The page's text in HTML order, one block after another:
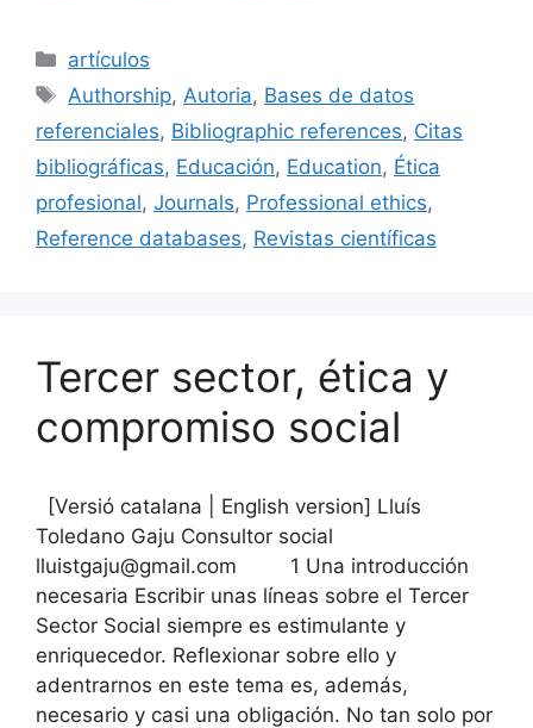
c
e
b
o
o
k
ai
l
s
k
y
e
dI
n
p
ar
tir
Categorías
artículos
Etiquetas
Authorship, Autoria, Bases de datos
referenciales, Bibliographic references, Citas
bibliográficas, Educación, Education, Ética
profesional, Journals, Professional ethics,
Reference databases, Revistas científicas
Tercer sector, ética y
compromiso social
[Versió catalana | English version] Lluís
Toledano Gaju Consultor social
lluistgaju@gmail.com 1 Una introducción
necesaria Escribir unas líneas sobre el Tercer
Sector Social siempre es estimulante y
enriquecedor. Reflexionar sobre ello y
adentrarnos en este tema es, además,
necesario y casi una obligación. No tan solo por